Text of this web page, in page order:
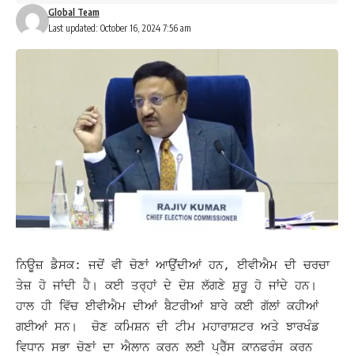
Last updated: October 16, 2024 7:56 am
Global Team
ਨਿਊਜ਼ ਡੈਸਕ: ਜਦੋਂ ਵੀ ਚੋਣਾਂ ਆਉਂਦੀਆਂ ਹਨ, ਈਵੀਐਮ ਦੀ ਚਰਚਾ
ਤੇਜ਼ ਹੋ ਜਾਂਦੀ ਹੈ। ਕਈ ਤਰ੍ਹਾਂ ਦੇ ਦੋਸ਼ ਲੱਗਣੇ ਸ਼ੁਰੂ ਹੋ ਜਾਂਦੇ ਹਨ।
ਹਾਲ ਹੀ ਵਿੱਚ ਈਵੀਐਮ ਦੀਆਂ ਬੈਟਰੀਆਂ ਬਾਰੇ ਕਈ ਗੱਲਾਂ ਕਹੀਆਂ
ਗਈਆਂ ਸਨ। ਚੋਣ ਕਮਿਸ਼ਨ ਦੀ ਟੀਮ ਮਹਾਰਾਸ਼ਟਰ ਅਤੇ ਝਾਰਖੰਡ
ਵਿਧਾਨ ਸਭਾ ਚੋਣਾਂ ਦਾ ਐਲਾਨ ਕਰਨ ਲਈ ਪ੍ਰੈੱਸ ਕਾਨਫਰੰਸ ਕਰਨ